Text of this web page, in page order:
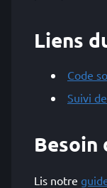
Liens
Code
Suivi
Besoin
Lis notre